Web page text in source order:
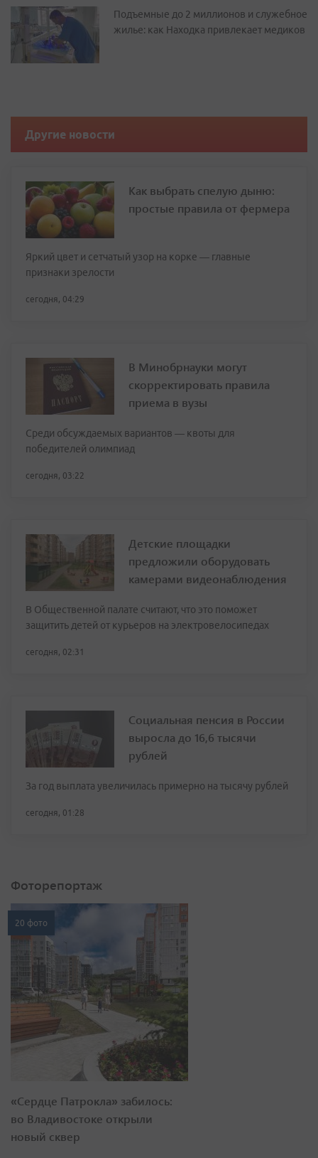
Подъемные до 2 миллионов и служебное
жилье: как Находка привлекает медиков
Другие новости
Как выбрать спелую дыню:
простые правила от фермера
Яркий цвет и сетчатый узор на корке — главные
признаки зрелости
сегодня, 04:29
В Минобрнауки могут
скорректировать правила
приема в вузы
Среди обсуждаемых вариантов — квоты для
победителей олимпиад
сегодня, 03:22
Детские площадки
предложили оборудовать
камерами видеонаблюдения
В Общественной палате считают, что это поможет
защитить детей от курьеров на электровелосипедах
сегодня, 02:31
Социальная пенсия в России
выросла до 16,6 тысячи
рублей
За год выплата увеличилась примерно на тысячу рублей
сегодня, 01:28
Фоторепортаж
20 фото
«Сердце Патрокла» забилось:
во Владивостоке открыли
новый сквер